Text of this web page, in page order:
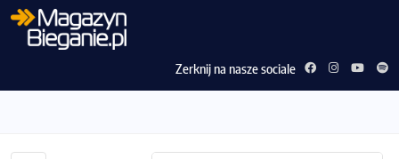
Zerknij na nasze sociale